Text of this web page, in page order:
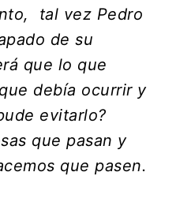
tal vez Pedro
de su
que lo que
debía ocurrir y
evitarlo?
que pasan y
que pasen.